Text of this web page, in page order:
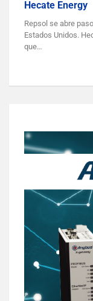
Hecate Energy
Repsol se abre
Estados Unidos.
que…